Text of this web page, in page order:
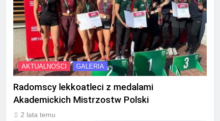
AKTUALNOŚCI GALERIA
Radomscy lekkoatleci z medalami
Akademickich Mistrzostw Polski
2 lata temu